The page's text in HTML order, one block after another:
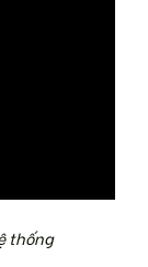
thống